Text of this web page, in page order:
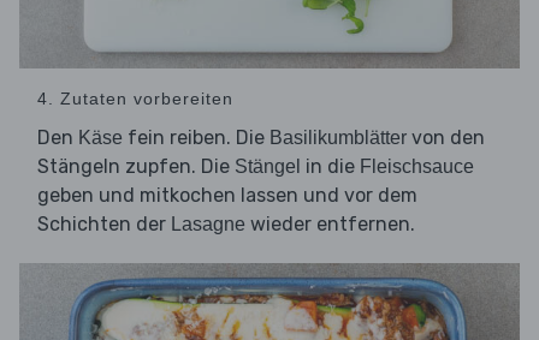
4. Zutaten vorbereiten
Den Käse fein reiben. Die Basilikumblätter von den
Stängeln zupfen. Die Stängel in die Fleischsauce
geben und mitkochen lassen und vor dem
Schichten der Lasagne wieder entfernen.